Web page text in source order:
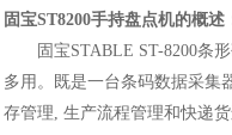
固宝ST8200手持盘点机的概述
固宝STABLE ST-8200条
多用。既是一台条码数据采集
存管理, 生产流程管理和快递货